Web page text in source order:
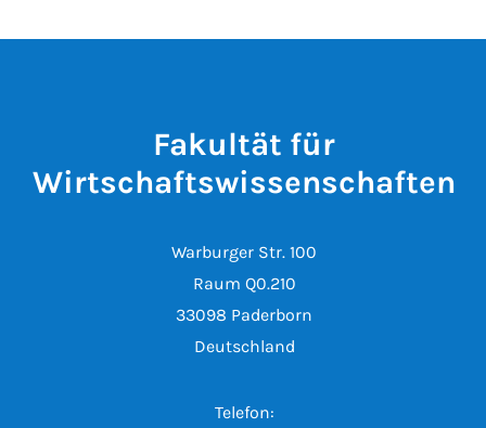
Fakultät für
Wirtschaftswissenschaften
Warburger Str. 100
Raum Q0.210
33098 Paderborn
Deutschland
Telefon: